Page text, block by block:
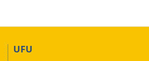
UFU